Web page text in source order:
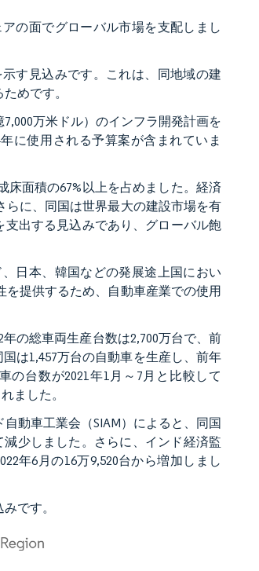
の面でグローバル市場を支配しまし
す見込みです。これは、同地域の建
めです。
万米ドル）のインフラ開発計画を
に使用される予算案が含まれていま
面積の67%以上を占めました。経済
に、同国は世界最大の建設市場を有
支出する見込みであり、グローバル飽
日本、韓国などの発展途上国におい
提供するため、自動車産業での使用
の総車両生産台数は2,700万台で、前
は1,457万台の自動車を生産し、前年
の台数が2021年1月～7月と比較して
ました。
動車工業会（SIAM）によると、同国
減少しました。さらに、インド経済監
年6月の16万9,520台から増加しまし
です。